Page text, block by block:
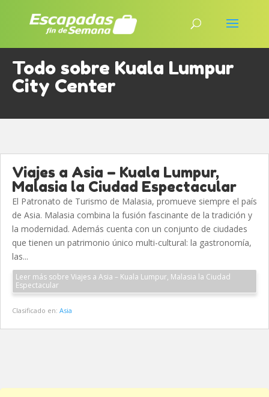
Todo sobre Kuala Lumpur
City Center
Viajes a Asia – Kuala Lumpur,
Malasia la Ciudad Espectacular
El Patronato de Turismo de Malasia, promueve siempre el país
de Asia. Malasia combina la fusión fascinante de la tradición y
la modernidad. Además cuenta con un conjunto de ciudades
que tienen un patrimonio único multi-cultural: la gastronomía,
las...
Leer más sobre Viajes a Asia – Kuala Lumpur, Malasia la Ciudad
Espectacular
Clasificado en: Asia